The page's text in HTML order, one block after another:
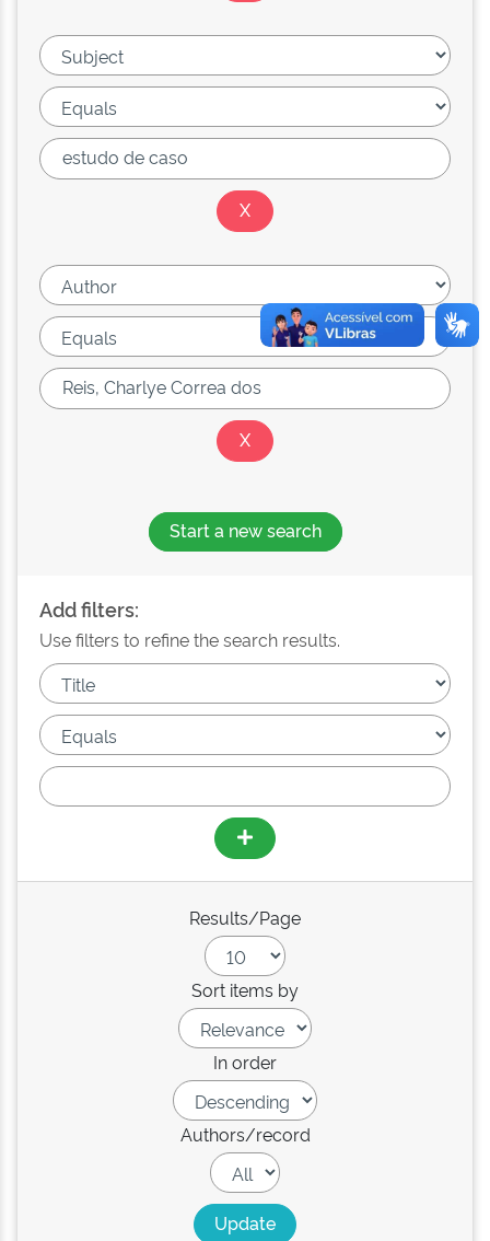
Start a new search
Add filters:
Use filters to refine the search results.
Results/Page
Sort items by
In order
Authors/record